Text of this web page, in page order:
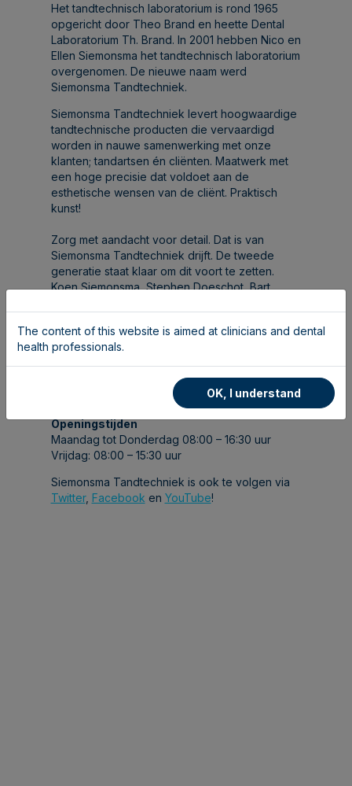
Het tandtechnisch laboratorium is rond 1965
opgericht door Theo Brand en heette Dental
Laboratorium Th. Brand. In 2001 hebben Nico en
Ellen Siemonsma het tandtechnisch laboratorium
overgenomen. De nieuwe naam werd
Siemonsma Tandtechniek.
Siemonsma Tandtechniek levert hoogwaardige
tandtechnische producten die vervaardigd
worden in nauwe samenwerking met onze
klanten; tandartsen én cliënten. Maatwerk met
een hoge precisie dat voldoet aan de
esthetische wensen van de cliënt. Praktisch
kunst!
Zorg met aandacht voor detail. Dat is van
Siemonsma Tandtechniek drijft. De tweede
generatie staat klaar om dit voort te zetten.
Koen Siemonsma, Stephen Doeschot, Bart
uitdagingen aan te gaan.
Dit, in combinatie met de toetreding tot de
Corus Dental Groep, zorgt ervoor Siemonsma
Tandtechniek een ijzersterke basis heeft om de
Openingstijden
Maandag tot Donderdag 08:00 – 16:30 uur
Vrijdag: 08:00 – 15:30 uur
Siemonsma Tandtechniek is ook te volgen via
Twitter, Facebook en YouTube!
The content of this website is aimed at clinicians and dental
health professionals.
OK, I understand